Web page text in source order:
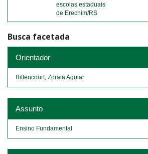
escolas estaduais
de Erechim/RS
Busca facetada
Orientador
Bittencourt, Zoraia Aguiar
Assunto
Ensino Fundamental